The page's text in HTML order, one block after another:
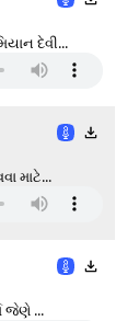
દેવી...
માટે...
જેણે ...